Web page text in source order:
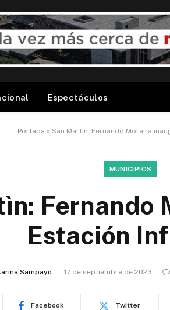
Espectáculos
Portada » San Martìn: Fernando Moreira
MUNICIPIOS
Fernando
Estación
Sampayo 17 de septiembre de 2023
Facebook Twitter